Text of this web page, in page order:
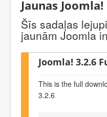
Jaunas
Šīs sadaļas
jaunām Joomla
Joomla! 3.2.6
This is the full
3.2.6